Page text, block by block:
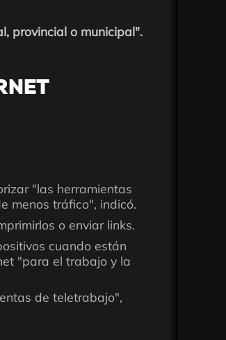
provincial o municipal".
"las herramientas
menos tráfico", indicó.
o enviar links.
cuando están
"para el trabajo y la
de teletrabajo",